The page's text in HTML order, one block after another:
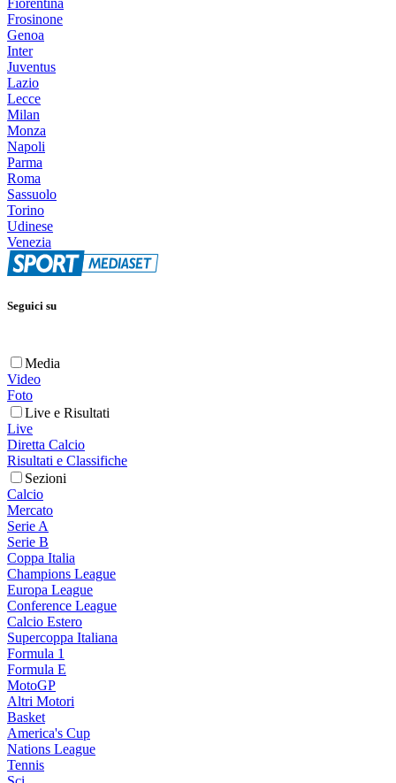
Frosinone
Genoa
Inter
Juventus
Lazio
Lecce
Milan
Monza
Napoli
Parma
Roma
Sassuolo
Torino
Udinese
Venezia
Seguici su
Media
Video
Foto
Live e Risultati
Live
Diretta Calcio
Risultati e Classifiche
Sezioni
Calcio
Mercato
Serie A
Serie B
Coppa Italia
Champions League
Europa League
Conference League
Calcio Estero
Supercoppa Italiana
Formula 1
Formula E
MotoGP
Altri Motori
Basket
America's Cup
Nations League
Tennis